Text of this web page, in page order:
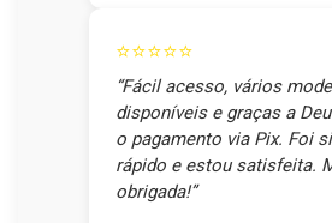
⭐⭐⭐⭐⭐
“Fácil acesso, vários
disponíveis e graças a
o pagamento via Pix. Foi
rápido e estou satisfeita.
obrigada!”